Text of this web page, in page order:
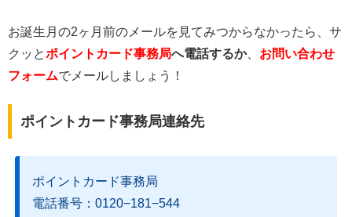
お誕生月の2ヶ月前のメールを見てみつからなかったら、サ
クッとポイントカード事務局へ電話するか、 お問い合わせ
フォームでメールしましょう！
ポイントカード事務局連絡先
ポイントカード事務局
電話番号：0120−181−544